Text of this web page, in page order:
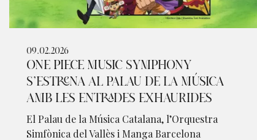
09.02.2026
ONE PIECE MUSIC SYMPHONY
S’ESTRENA AL PALAU DE LA MÚSICA
AMB LES ENTRADES EXHAURIDES
El Palau de la Música Catalana, l’Orquestra
Simfònica del Vallès i Manga Barcelona